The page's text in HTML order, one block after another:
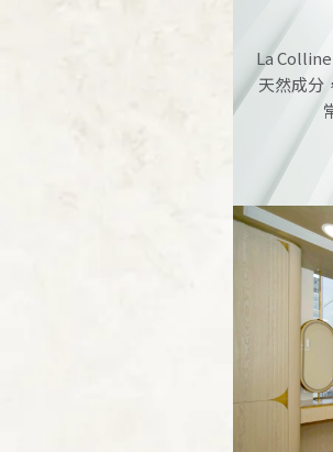
La
天然成分